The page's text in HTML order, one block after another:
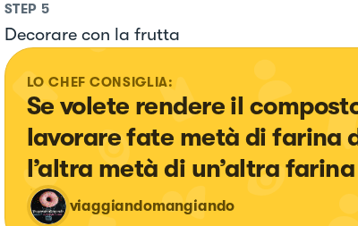
STEP 5
Decorare con la frutta
LO CHEF CONSIGLIA:
Se volete rendere il
lavorare fate metà di farina
l’altra metà di un’altra
viaggiandomangiando